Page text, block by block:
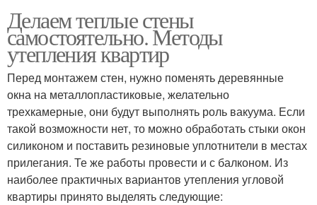
Делаем теплые стены
самостоятельно. Методы
утепления квартир
Перед монтажем стен, нужно поменять деревянные
окна на металлопластиковые, желательно
трехкамерные, они будут выполнять роль вакуума. Если
такой возможности нет, то можно обработать стыки окон
силиконом и поставить резиновые уплотнители в местах
прилегания. Те же работы провести и с балконом. Из
наиболее практичных вариантов утепления угловой
квартиры принято выделять следующие: